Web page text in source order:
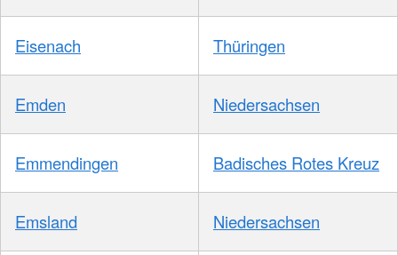
Eisenach Thüringen
Emden Niedersachsen
Emmendingen Badisches Rotes Kreuz
Emsland Niedersachsen